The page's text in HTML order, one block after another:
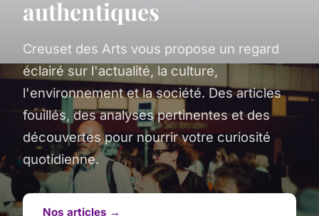
authentiques
Creuset des Arts vous propose un regard
éclairé sur l'actualité, la culture,
l'environnement et la société. Des articles
fouillés, des analyses pertinentes et des
découvertes pour nourrir votre curiosité
quotidienne.
Nos articles →